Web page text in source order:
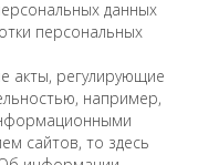
данных
персональных
акты, регулирующие
например,
сайтов, то здесь